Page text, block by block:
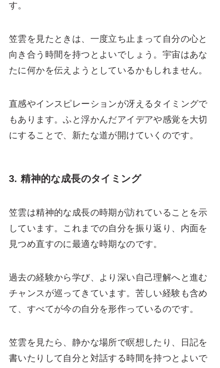
す。
笠雲を見たときは、一度立ち止まって自分の心と
向き合う時間を持つとよいでしょう。宇宙はあな
たに何かを伝えようとしているかもしれません。
直感やインスピレーションが冴えるタイミングで
もあります。ふと浮かんだアイデアや感覚を大切
にすることで、新たな道が開けていくのです。
3. 精神的な成長のタイミング
笠雲は精神的な成長の時期が訪れていることを示
しています。これまでの自分を振り返り、内面を
見つめ直すのに最適な時期なのです。
過去の経験から学び、より深い自己理解へと進む
チャンスが巡ってきています。苦しい経験も含め
て、すべてが今の自分を形作っているのです。
笠雲を見たら、静かな場所で瞑想したり、日記を
書いたりして自分と対話する時間を持つとよいで